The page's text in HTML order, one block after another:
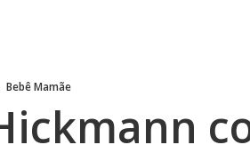
Bebê Mamãe